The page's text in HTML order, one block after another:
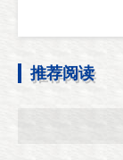
推荐阅读